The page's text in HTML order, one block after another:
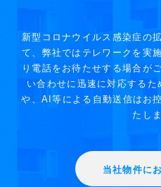
新型コロナウイルス感染症の
て、弊社ではテレワークを実
り電話をお待たせする場合が
い合わせに迅速に対応する
や、AI等による自動送信はお
たし
当社物件に